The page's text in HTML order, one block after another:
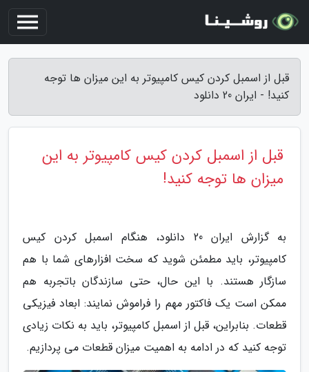
قبل از اسمبل کردن کیس کامپیوتر به این میزان ها توجه
کنید! - ایران 20 دانلود
قبل از اسمبل کردن کیس کامپیوتر به این
میزان ها توجه کنید!
به گزارش ایران 20 دانلود، هنگام اسمبل کردن کیس
کامپیوتر، باید مطمئن شوید که سخت افزارهای شما با هم
سازگار هستند. با این حال، حتی سازندگان باتجربه هم
ممکن است یک فاکتور مهم را فراموش نمایند: ابعاد فیزیکی
قطعات. بنابراین، قبل از اسمبل کامپیوتر، باید به نکات زیادی
توجه کنید که در ادامه به اهمیت میزان قطعات می پردازیم.